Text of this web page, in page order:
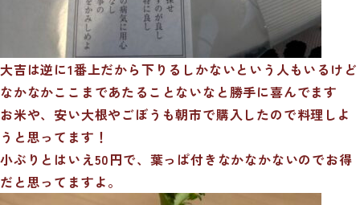
大吉は逆に1番上だから下りるしかないという人もいるけど
なかなかここまであたることないなと勝手に喜んでます
お米や、安い大根やごぼうも朝市で購入したので料理しよ
うと思ってます！
小ぶりとはいえ50円で、葉っぱ付きなかなかないのでお得
だと思ってますよ。